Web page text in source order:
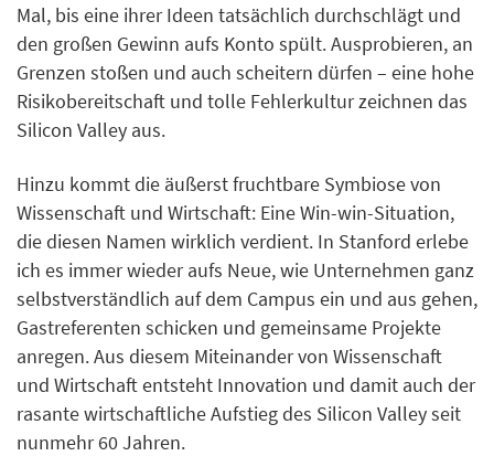
Mal, bis eine ihrer Ideen tatsächlich durchschlägt und
den großen Gewinn aufs Konto spült. Ausprobieren, an
Grenzen stoßen und auch scheitern dürfen – eine hohe
Risikobereitschaft und tolle Fehlerkultur zeichnen das
Silicon Valley aus.
Hinzu kommt die äußerst fruchtbare Symbiose von
Wissenschaft und Wirtschaft: Eine Win-win-Situation,
die diesen Namen wirklich verdient. In Stanford erlebe
ich es immer wieder aufs Neue, wie Unternehmen ganz
selbstverständlich auf dem Campus ein und aus gehen,
Gastreferenten schicken und gemeinsame Projekte
anregen. Aus diesem Miteinander von Wissenschaft
und Wirtschaft entsteht Innovation und damit auch der
rasante wirtschaftliche Aufstieg des Silicon Valley seit
nunmehr 60 Jahren.